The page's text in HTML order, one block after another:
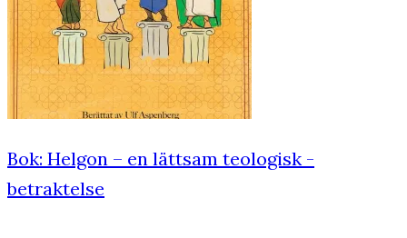
Bok: Helgon – en lättsam teologisk ­
betraktelse